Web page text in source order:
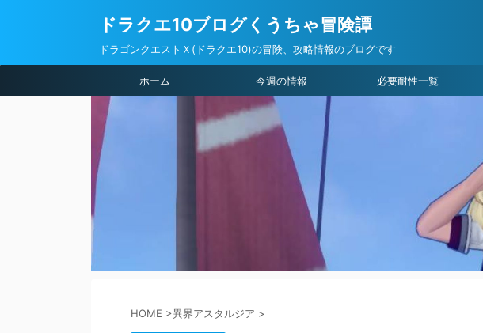
ドラクエ10ブログくうちゃ冒険譚
ドラゴンクエストＸ(ドラクエ10)の冒険、攻略情報のブログです
ホーム 今週の情報 必要耐性一覧
HOME >異界アスタルジア >